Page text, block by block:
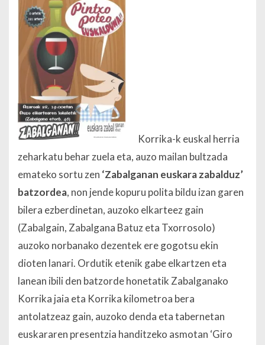
Korrika-k euskal herria
zeharkatu behar zuela eta, auzo mailan bultzada
emateko sortu zen ‘Zabalganan euskara zabalduz’
batzordea, non jende kopuru polita bildu izan garen
bilera ezberdinetan, auzoko elkarteez gain
(Zabalgain, Zabalgana Batuz eta Txorrosolo)
auzoko norbanako dezentek ere gogotsu ekin
dioten lanari. Ordutik etenik gabe elkartzen eta
lanean ibili den batzorde honetatik Zabalganako
Korrika jaia eta Korrika kilometroa bera
antolatzeaz gain, auzoko denda eta tabernetan
euskararen presentzia handitzeko asmotan ‘Giro